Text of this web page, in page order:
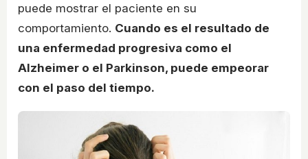
puede mostrar el paciente en su
comportamiento. Cuando es el resultado de
una enfermedad progresiva como el
Alzheimer o el Parkinson, puede empeorar
con el paso del tiempo.